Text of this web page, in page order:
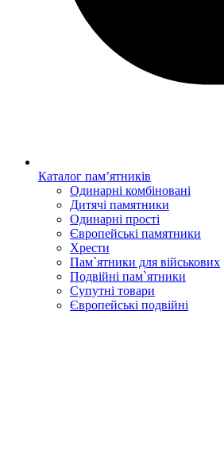
Каталог пам’ятників
Одинарні комбіновані
Дитячі памятники
Одинарні прості
Європейські памятники
Хрести
Пам`ятники для військових
Подвійні пам`ятники
Супутні товари
Європейські подвійні